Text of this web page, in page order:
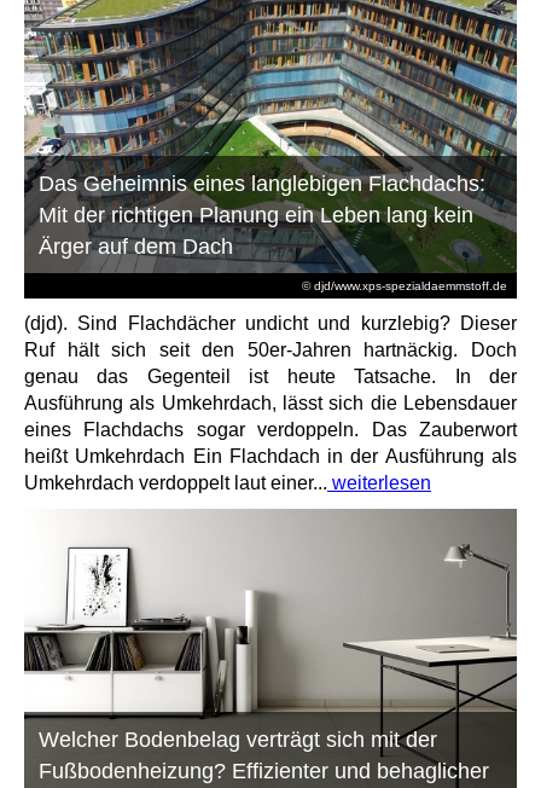
© djd/www.xps-spezialdaemmstoff.de
Das Geheimnis eines langlebigen Flachdachs:
Mit der richtigen Planung ein Leben lang kein
Ärger auf dem Dach
(djd). Sind Flachdächer undicht und kurzlebig? Dieser
Ruf hält sich seit den 50er-Jahren hartnäckig. Doch
genau das Gegenteil ist heute Tatsache. In der
Ausführung als Umkehrdach, lässt sich die Lebensdauer
eines Flachdachs sogar verdoppeln. Das Zauberwort
heißt Umkehrdach Ein Flachdach in der Ausführung als
Umkehrdach verdoppelt laut einer... weiterlesen
Welcher Bodenbelag verträgt sich mit der
Fußbodenheizung? Effizienter und behaglicher